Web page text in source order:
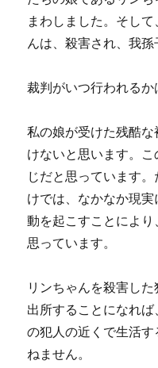
い
に
まわしました。そし
んは、殺害され、我孫
裁判がいつ行われるか
私の娘が受けた残酷
けないと思います。
じだと思っています
けでは、なかなか現
動を起こすことによ
思っています。
リンちゃんを殺害し
出所することになれ
の犯人の近くで生活
ねません。